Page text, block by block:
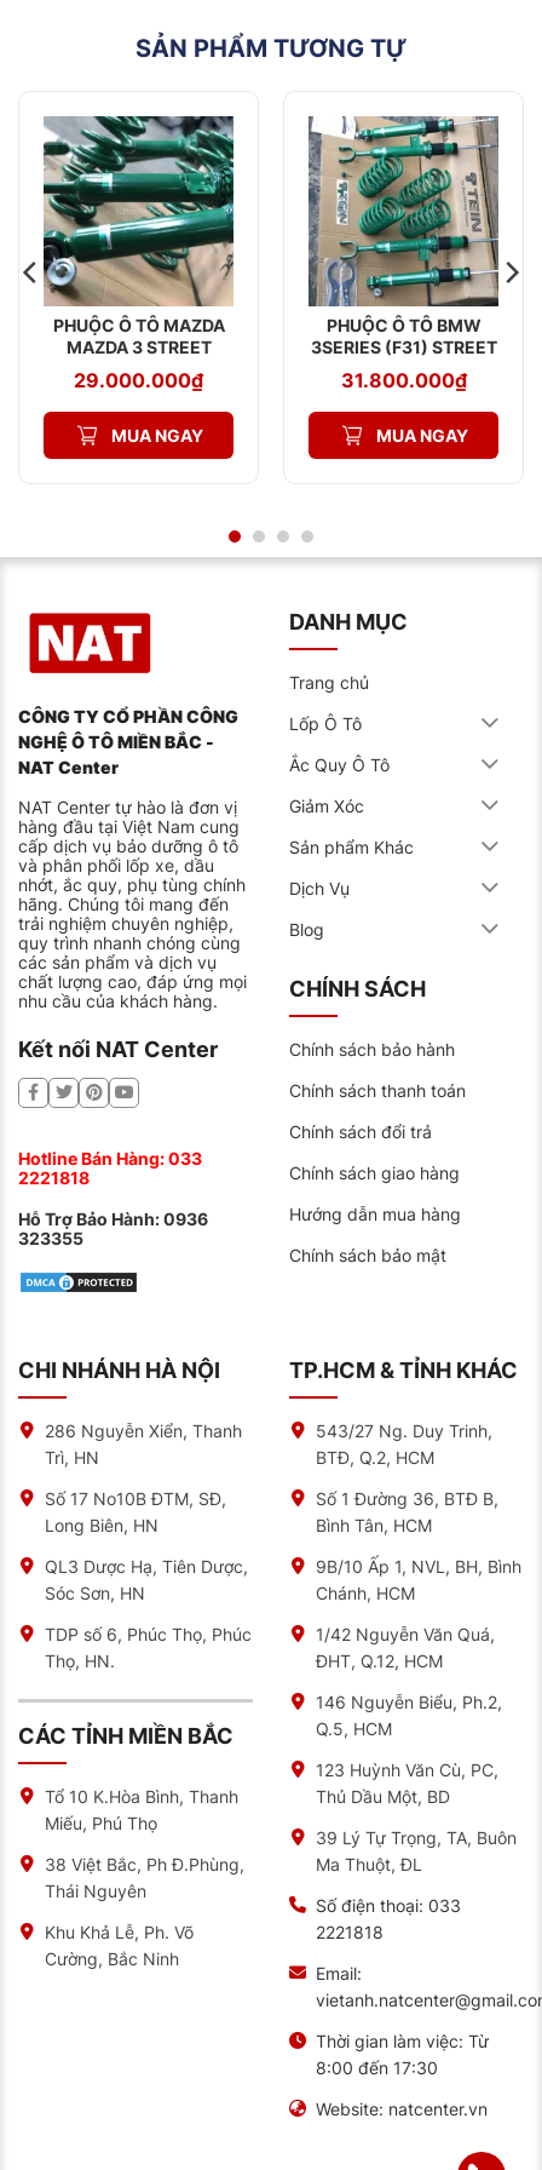
SẢN PHẨM TƯƠNG TỰ
PHUỘC Ô TÔ MAZDA
MAZDA 3 STREET
ADVANCE Z
29.000.000₫
MUA NGAY
PHUỘC Ô TÔ BMW
3SERIES (F31) STREET
ADVANCE Z
31.800.000₫
MUA NGAY
CÔNG TY CỔ PHẦN CÔNG
NGHỆ Ô TÔ MIỀN BẮC -
NAT Center
NAT Center tự hào là đơn vị
hàng đầu tại Việt Nam cung
cấp dịch vụ bảo dưỡng ô tô
và phân phối lốp xe, dầu
nhớt, ắc quy, phụ tùng chính
hãng. Chúng tôi mang đến
trải nghiệm chuyên nghiệp,
quy trình nhanh chóng cùng
các sản phẩm và dịch vụ
chất lượng cao, đáp ứng mọi
nhu cầu của khách hàng.
Kết nối NAT Center
Hotline Bán Hàng:033
2221818
Hỗ Trợ Bảo Hành:0936
323355
DANH MỤC
Trang chủ
Lốp Ô Tô
Ắc Quy Ô Tô
Giảm Xóc
Sản phẩm Khác
Dịch Vụ
Blog
CHÍNH SÁCH
Chính sách bảo hành
Chính sách thanh toán
Chính sách đổi trả
Chính sách giao hàng
Hướng dẫn mua hàng
Chính sách bảo mật
CHI NHÁNH HÀ NỘI
286 Nguyễn Xiển, Thanh
Trì, HN
Số 17 No10B ĐTM, SĐ,
Long Biên, HN
QL3 Dược Hạ, Tiên Dược,
Sóc Sơn, HN
TDP số 6, Phúc Thọ, Phúc
Thọ, HN.
CÁC TỈNH MIỀN BẮC
Tổ 10 K.Hòa Bình, Thanh
Miếu, Phú Thọ
38 Việt Bắc, Ph Đ.Phùng,
Thái Nguyên
Khu Khả Lễ, Ph. Võ
Cường, Bắc Ninh
TP.HCM & TỈNH KHÁC
543/27 Ng. Duy Trinh,
BTĐ, Q.2, HCM
Số 1 Đường 36, BTĐ B,
Bình Tân, HCM
9B/10 Ấp 1, NVL, BH, Bình
Chánh, HCM
1/42 Nguyễn Văn Quá,
ĐHT, Q.12, HCM
146 Nguyễn Biểu, Ph.2,
Q.5, HCM
123 Huỳnh Văn Cù, PC,
Thủ Dầu Một, BD
39 Lý Tự Trọng, TA, Buôn
Ma Thuột, ĐL
Số điện thoại: 033
2221818
Email:
Thời gian làm việc: Từ
8:00 đến 17:30
Website: natcenter.vn